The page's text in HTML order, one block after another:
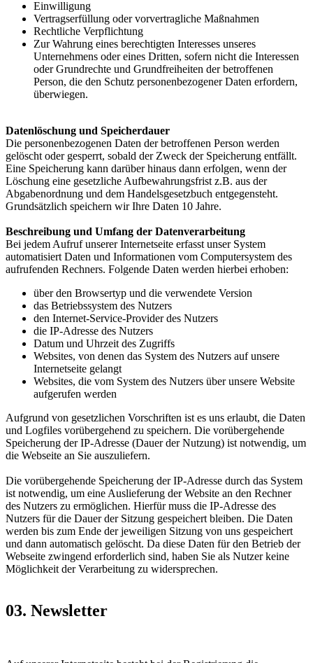
Einwilligung
Vertragserfüllung oder vorvertragliche Maßnahmen
Rechtliche Verpflichtung
Zur Wahrung eines berechtigten Interesses unseres
Unternehmens oder eines Dritten, sofern nicht die Interessen
oder Grundrechte und Grundfreiheiten der betroffenen
Person, die den Schutz personenbezogener Daten erfordern,
überwiegen.
Datenlöschung und Speicherdauer
Die personenbezogenen Daten der betroffenen Person werden
gelöscht oder gesperrt, sobald der Zweck der Speicherung entfällt.
Eine Speicherung kann darüber hinaus dann erfolgen, wenn der
Löschung eine gesetzliche Aufbewahrungsfrist z.B. aus der
Abgabenordnung und dem Handelsgesetzbuch entgegensteht.
Grundsätzlich speichern wir Ihre Daten 10 Jahre.
Beschreibung und Umfang der Datenverarbeitung
Bei jedem Aufruf unserer Internetseite erfasst unser System
automatisiert Daten und Informationen vom Computersystem des
aufrufenden Rechners. Folgende Daten werden hierbei erhoben:
über den Browsertyp und die verwendete Version
das Betriebssystem des Nutzers
den Internet-Service-Provider des Nutzers
die IP-Adresse des Nutzers
Datum und Uhrzeit des Zugriffs
Websites, von denen das System des Nutzers auf unsere
Internetseite gelangt
Websites, die vom System des Nutzers über unsere Website
aufgerufen werden
Aufgrund von gesetzlichen Vorschriften ist es uns erlaubt, die Daten
und Logfiles vorübergehend zu speichern. Die vorübergehende
Speicherung der IP-Adresse (Dauer der Nutzung) ist notwendig, um
die Webseite an Sie auszuliefern.
Die vorübergehende Speicherung der IP-Adresse durch das System
ist notwendig, um eine Auslieferung der Website an den Rechner
des Nutzers zu ermöglichen. Hierfür muss die IP-Adresse des
Nutzers für die Dauer der Sitzung gespeichert bleiben. Die Daten
werden bis zum Ende der jeweiligen Sitzung von uns gespeichert
und dann automatisch gelöscht. Da diese Daten für den Betrieb der
Webseite zwingend erforderlich sind, haben Sie als Nutzer keine
Möglichkeit der Verarbeitung zu widersprechen.
03. Newsletter